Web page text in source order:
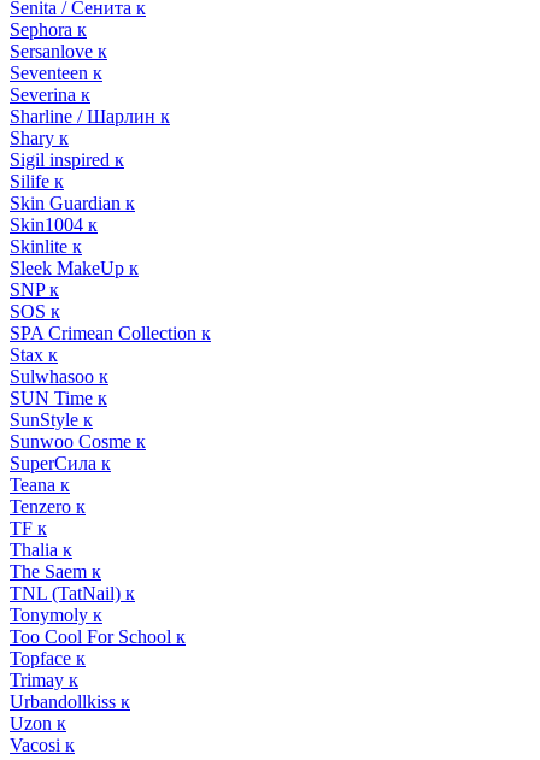
Senita / Сенита к
Sephora к
Sersanlove к
Seventeen к
Severina к
Sharline / Шарлин к
Shary к
Sigil inspired к
Silife к
Skin Guardian к
Skin1004 к
Skinlite к
Sleek MakeUp к
SNP к
SOS к
SPA Crimean Collection к
Stax к
Sulwhasoo к
SUN Time к
SunStyle к
Sunwoo Cosme к
SuperСила к
Teana к
Tenzero к
TF к
Thalia к
The Saem к
TNL (TatNail) к
Tonymoly к
Too Cool For School к
Topface к
Trimay к
Urbandollkiss к
Uzon к
Vacosi к